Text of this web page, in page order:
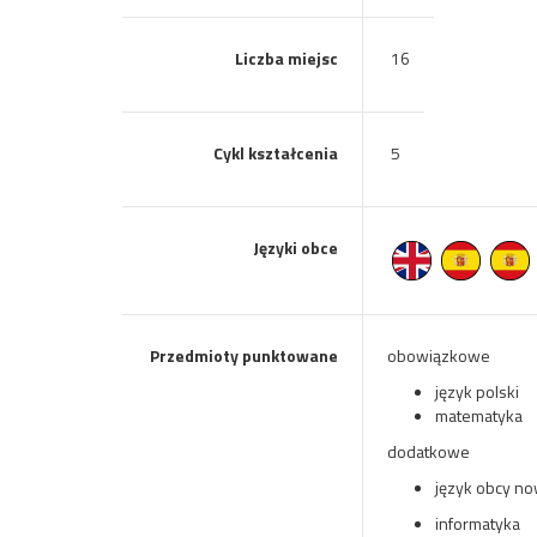
Liczba miejsc 16
Cykl kształcenia 5
Języki obce
Przedmioty punktowane
obowiązkowe
język polski
matematyka
dodatkowe
język obcy
informatyka